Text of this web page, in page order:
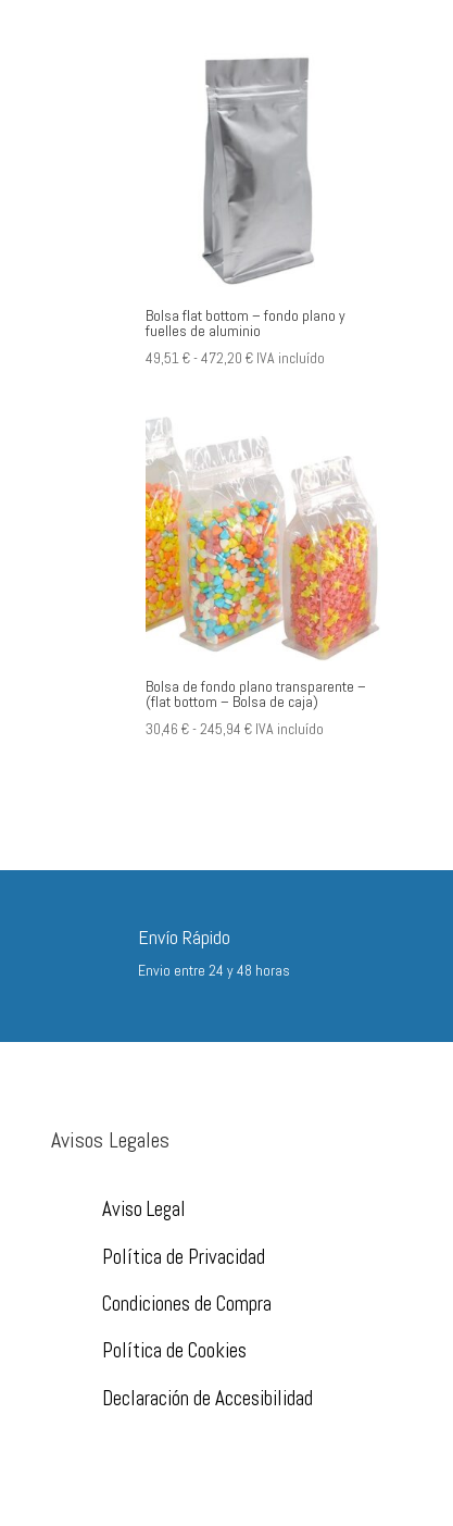
desde
5,83 €
hasta
43,30 €
Bolsa flat bottom – fondo plano y
fuelles de aluminio
49,51€-472,20€Rango
desde
49,51 €
hasta
472,20 €
IVA incluído
Bolsa de fondo plano transparente –
(flat bottom – Bolsa de caja)
30,46€-245,94€Rango
IVA incluído
Envío Rápido
Envio entre 24 y 48 horas
Avisos Legales
Aviso Legal
Política de Privacidad
Condiciones de Compra
Política de Cookies
Declaración de Accesibilidad